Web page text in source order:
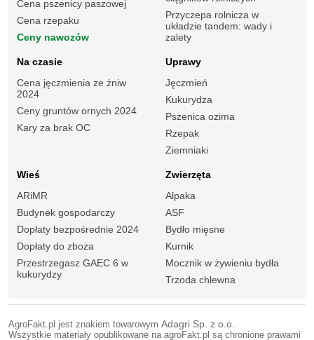
Cena pszenicy paszowej
Cena rzepaku
Ceny nawozów
Przyczepa rolnicza w
układzie tandem: wady i
zalety
Na czasie
Cena jęczmienia ze żniw
2024
Ceny gruntów ornych 2024
Kary za brak OC
Uprawy
Jęczmień
Kukurydza
Pszenica ozima
Rzepak
Ziemniaki
Wieś
ARiMR
Budynek gospodarczy
Dopłaty bezpośrednie 2024
Dopłaty do zboża
Przestrzegasz GAEC 6 w
kukurydzy
Zwierzęta
Alpaka
ASF
Bydło mięsne
Kurnik
Mocznik w żywieniu bydła
Trzoda chlewna
AgroFakt.pl jest znakiem towarowym Adagri Sp. z o.o.
Wszystkie materiały opublikowane na agroFakt.pl są chronione prawami